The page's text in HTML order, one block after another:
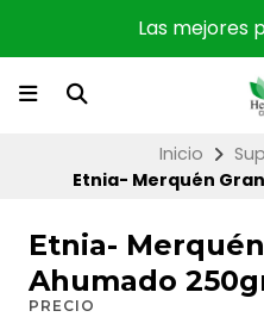
Las mejores
Inicio
Etnia- Merquén
Etnia-
Ahumado
PRECIO